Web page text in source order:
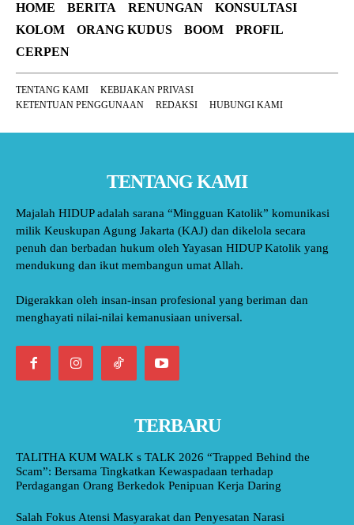
HOME BERITA RENUNGAN
KONSULTASI
KOLOM
ORANG KUDUS BOOM
PROFIL
CERPEN
TENTANG KAMI
KEBIJAKAN PRIVASI
KETENTUAN PENGGUNAAN
REDAKSI HUBUNGI KAMI
TENTANG KAMI
Majalah HIDUP adalah sarana “Mingguan Katolik” komunikasi
milik Keuskupan Agung Jakarta (KAJ) dan dikelola secara
penuh dan berbadan hukum oleh Yayasan HIDUP Katolik yang
mendukung dan ikut membangun umat Allah.
Digerakkan oleh insan-insan profesional yang beriman dan
menghayati nilai-nilai kemanusiaan universal.
TERBARU
TALITHA KUM WALK s TALK 2026 “Trapped Behind the
Scam”: Bersama Tingkatkan Kewaspadaan terhadap
Perdagangan Orang Berkedok Penipuan Kerja Daring
Salah Fokus Atensi Masyarakat dan Penyesatan Narasi